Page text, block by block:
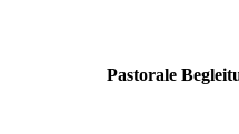
Pastorale